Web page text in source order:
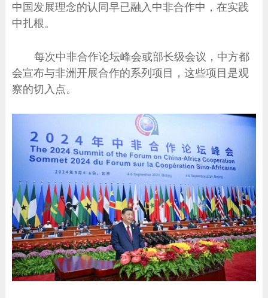
中国发展理念的认同早已融入中非合作中，在实践
中扎根。
每次中非合作论坛峰会或部长级会议，中方都
会宣布与非洲开展合作的系列项目，这些项目是观
察的切入点。